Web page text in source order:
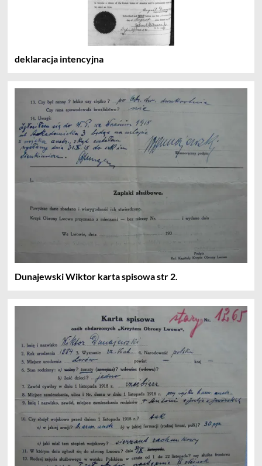
deklaracja intencyjna
Dunajewski Wiktor karta spisowa str 2.